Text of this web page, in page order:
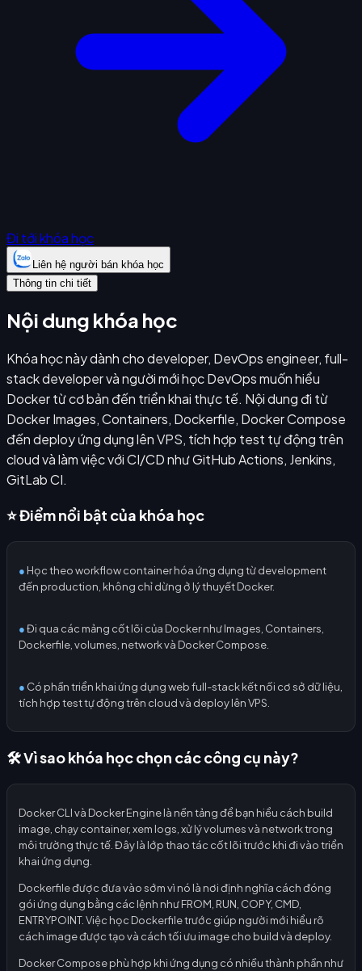
Đi tới khóa học
Liên hệ người bán khóa học
Thông tin chi tiết
Nội dung khóa học
Khóa học này dành cho developer, DevOps engineer, full-
stack developer và người mới học DevOps muốn hiểu
Docker từ cơ bản đến triển khai thực tế. Nội dung đi từ
Docker Images, Containers, Dockerfile, Docker Compose
đến deploy ứng dụng lên VPS, tích hợp test tự động trên
cloud và làm việc với CI/CD như GitHub Actions, Jenkins,
GitLab CI.
⭐ Điểm nổi bật của khóa học
● Học theo workflow container hóa ứng dụng từ development
đến production, không chỉ dừng ở lý thuyết Docker.
●Đi qua các mảng cốt lõi của Docker như Images, Containers,
Dockerfile, volumes, network và Docker Compose.
● Có phần triển khai ứng dụng web full-stack kết nối cơ sở dữ liệu,
tích hợp test tự động trên cloud và deploy lên VPS.
🛠️ Vì sao khóa học chọn các công cụ này?
Docker CLI và Docker Engine là nền tảng để bạn hiểu cách build
image, chạy container, xem logs, xử lý volumes và network trong
môi trường thực tế. Đây là lớp thao tác cốt lõi trước khi đi vào triển
khai ứng dụng.
Dockerfile được đưa vào sớm vì nó là nơi định nghĩa cách đóng
gói ứng dụng bằng các lệnh như FROM, RUN, COPY, CMD,
ENTRYPOINT. Việc học Dockerfile trước giúp người mới hiểu rõ
cách image được tạo và cách tối ưu image cho build và deploy.
Docker Compose phù hợp khi ứng dụng có nhiều thành phần như